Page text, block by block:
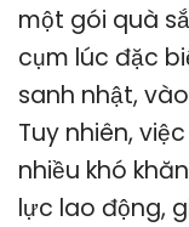
một gói quà
cụm lúc đặc
sanh nhật,
Tuy nhiên,
nhiều khó
lực lao động,